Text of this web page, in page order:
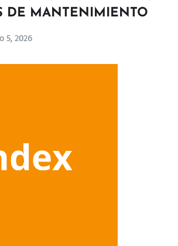
DE MANTENIMIENTO
5, 2026